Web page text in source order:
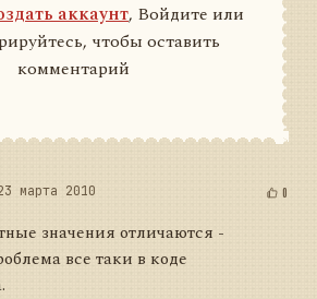
аккаунт, Войдите или
чтобы оставить
комментарий
марта 2010 0
значения отличаются -
все таки в коде